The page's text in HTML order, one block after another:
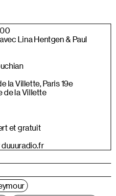
Lina Hentgen & Paul
la Villette, Paris 19e
de la Villette
et gratuit
duuuradio.fr